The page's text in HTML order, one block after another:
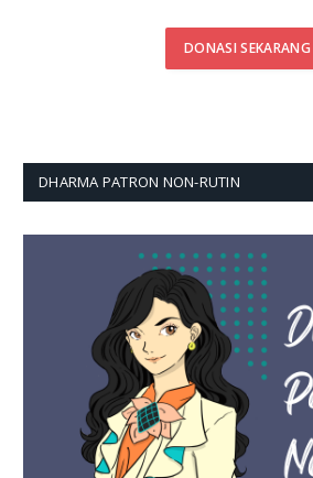
DONASI SEKARANG
DHARMA PATRON NON-RUTIN